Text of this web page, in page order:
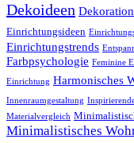
Dekoideen
Einrichtungsideen
Einrichtungstrends
Farbpsychologie Feminine
Einrichtung Harmonisches
Innenraumgestaltung
Materialvergleich
Minimalistisches